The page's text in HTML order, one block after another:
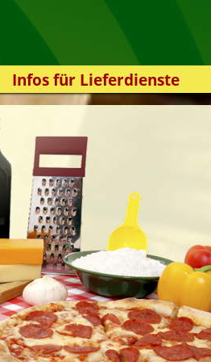
Infos für Lieferdienste
Kassensystem
Zuverlässigkeit
Sicherheit
Der Online-Shop
Das Bestellsystem
Der Bestellvorgang
Übertragung
Testshop
Styles
Kontakt